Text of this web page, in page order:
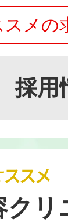
スメの
採用
クリ